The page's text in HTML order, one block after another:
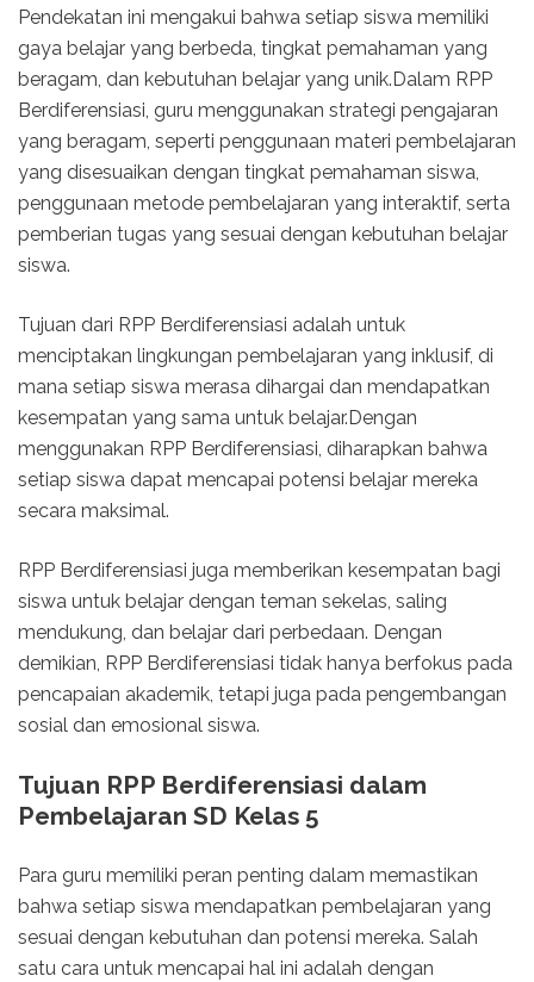
Pendekatan ini mengakui bahwa setiap siswa memiliki
gaya belajar yang berbeda, tingkat pemahaman yang
beragam, dan kebutuhan belajar yang unik.Dalam RPP
Berdiferensiasi, guru menggunakan strategi pengajaran
yang beragam, seperti penggunaan materi pembelajaran
yang disesuaikan dengan tingkat pemahaman siswa,
penggunaan metode pembelajaran yang interaktif, serta
pemberian tugas yang sesuai dengan kebutuhan belajar
siswa.
Tujuan dari RPP Berdiferensiasi adalah untuk
menciptakan lingkungan pembelajaran yang inklusif, di
mana setiap siswa merasa dihargai dan mendapatkan
kesempatan yang sama untuk belajar.Dengan
menggunakan RPP Berdiferensiasi, diharapkan bahwa
setiap siswa dapat mencapai potensi belajar mereka
secara maksimal.
RPP Berdiferensiasi juga memberikan kesempatan bagi
siswa untuk belajar dengan teman sekelas, saling
mendukung, dan belajar dari perbedaan. Dengan
demikian, RPP Berdiferensiasi tidak hanya berfokus pada
pencapaian akademik, tetapi juga pada pengembangan
sosial dan emosional siswa.
Tujuan RPP Berdiferensiasi dalam
Pembelajaran SD Kelas 5
Para guru memiliki peran penting dalam memastikan
bahwa setiap siswa mendapatkan pembelajaran yang
sesuai dengan kebutuhan dan potensi mereka. Salah
satu cara untuk mencapai hal ini adalah dengan